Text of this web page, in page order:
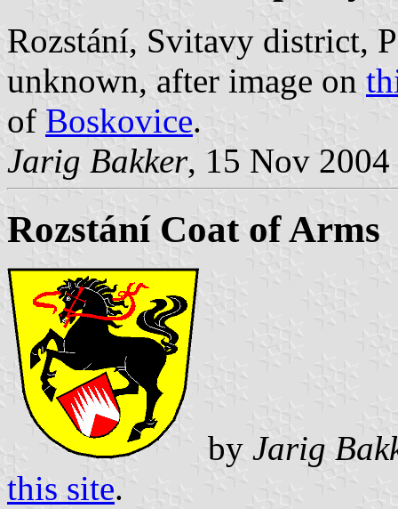
Rozstání, Svitavy district,
unknown, after image on
of Boskovice.
Jarig Bakker, 15 Nov 2004
Rozstání Coat of Arms
by Jarig
this site.